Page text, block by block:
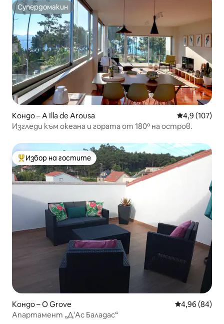
Супердомакин
Супердомакин
Кондо – A Illa de Arousa Средна
4,9 (107)
Изгледи към океана и гората от 180º на остров.
Най-популярен избор на гостите
Избор на гостите
Кондо – O Grove Средна
4,96 (84)
Апартамент „Д'Ас Баладас“